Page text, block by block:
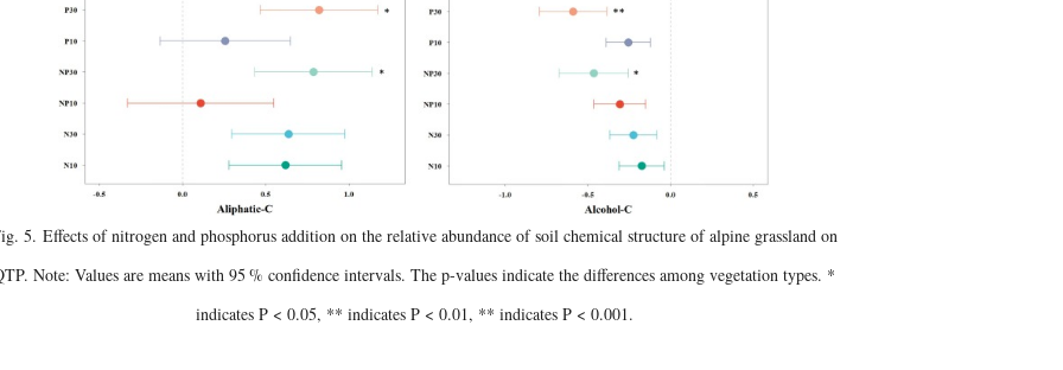
5. Effects of nitrogen and phosphorus addition on the relative abundance of soil chemical structure of alpine grassland on
Note: Values are means with 95 % confidence intervals. The p-values indicate the differences among vegetation types. *
indicates P < 0.05, ** indicates P < 0.01, ** indicates P < 0.001.